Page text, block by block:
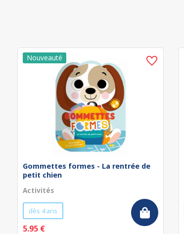
Gommettes formes - La rentrée de
petit chien
Activités
dès 4 ans
5.95 €